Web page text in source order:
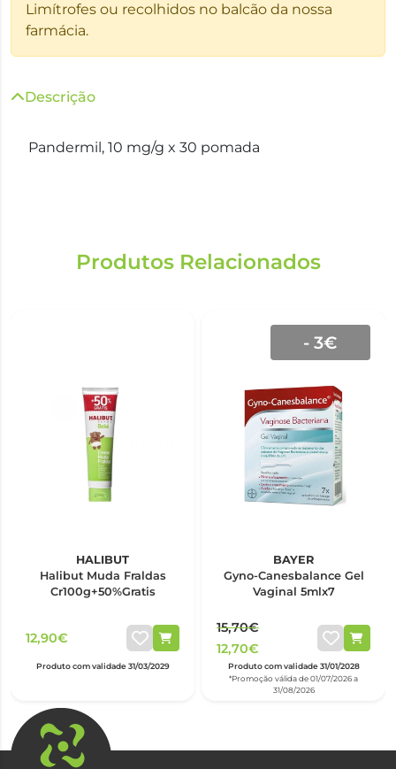
Limítrofes ou recolhidos no balcão da nossa
farmácia.
Descrição
Pandermil, 10 mg/g x 30 pomada
Produtos Relacionados
HALIBUT
Halibut Muda Fraldas
Cr100g+50%Gratis
12,90€
Produto com validade 31/03/2029
- 3€
*Promoção válida de 01/07/2026 a
31/08/2026
BAYER
Gyno-Canesbalance Gel
Vaginal 5mlx7
15,70€
12,70€
Produto com validade 31/01/2028